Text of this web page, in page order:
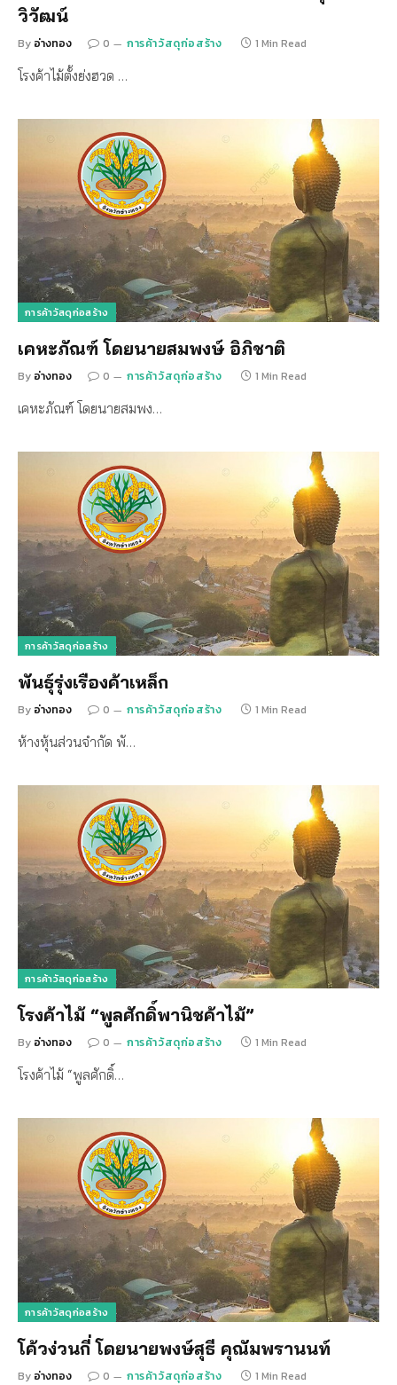
วิวัฒน์
By อ่างทอง 0 การค้าวัสดุก่อสร้าง 1 Min Read
โรงค้าไม้ตั้งย่งฮวด …
การค้าวัสดุก่อสร้าง
เคหะภัณฑ์ โดยนายสมพงษ์ อิภิชาติ
By อ่างทอง 0 การค้าวัสดุก่อสร้าง 1 Min Read
เคหะภัณฑ์ โดยนายสมพง…
การค้าวัสดุก่อสร้าง
พันธุ์รุ่งเรืองค้าเหล็ก
By อ่างทอง 0 การค้าวัสดุก่อสร้าง 1 Min Read
ห้างหุ้นส่วนจำกัด พั…
การค้าวัสดุก่อสร้าง
โรงค้าไม้ “พูลศักดิ์พานิชค้าไม้”
By อ่างทอง 0 การค้าวัสดุก่อสร้าง 1 Min Read
โรงค้าไม้ “พูลศักดิ์…
การค้าวัสดุก่อสร้าง
โค้วง่วนกี่ โดยนายพงษ์สุธี คุณัมพรานนท์
By อ่างทอง 0 การค้าวัสดุก่อสร้าง 1 Min Read